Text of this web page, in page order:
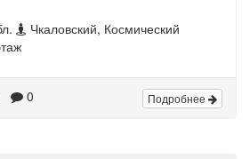
Чкаловский, Космический
0 Подробнее